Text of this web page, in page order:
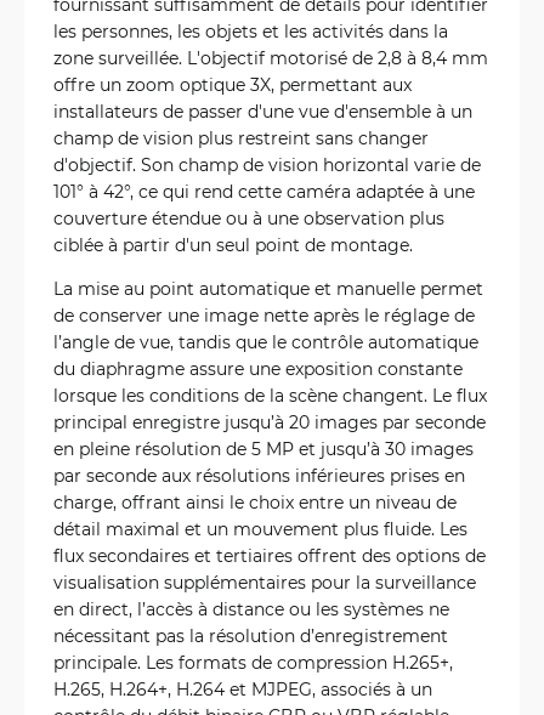
les personnes, les objets et les activités dans la
zone surveillée. L'objectif motorisé de 2,8 à 8,4 mm
offre un zoom optique 3X, permettant aux
installateurs de passer d'une vue d'ensemble à un
champ de vision plus restreint sans changer
d'objectif. Son champ de vision horizontal varie de
101° à 42°, ce qui rend cette caméra adaptée à une
couverture étendue ou à une observation plus
ciblée à partir d'un seul point de montage.
La mise au point automatique et manuelle permet
de conserver une image nette après le réglage de
l’angle de vue, tandis que le contrôle automatique
du diaphragme assure une exposition constante
lorsque les conditions de la scène changent. Le flux
principal enregistre jusqu’à 20 images par seconde
en pleine résolution de 5 MP et jusqu’à 30 images
par seconde aux résolutions inférieures prises en
charge, offrant ainsi le choix entre un niveau de
détail maximal et un mouvement plus fluide. Les
flux secondaires et tertiaires offrent des options de
visualisation supplémentaires pour la surveillance
en direct, l’accès à distance ou les systèmes ne
nécessitant pas la résolution d’enregistrement
principale. Les formats de compression H.265+,
H.265, H.264+, H.264 et MJPEG, associés à un